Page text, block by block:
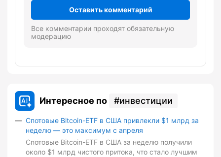
Оставить комментарий
Все комментарии проходят обязательную
модерацию
Интересное по инвестиции
Спотовые Bitcoin-ETF в США привлекли $1 млрд за
неделю — это максимум с апреля
Спотовые Bitcoin-ETF в США за неделю получили
около $1 млрд чистого притока, что стало лучшим